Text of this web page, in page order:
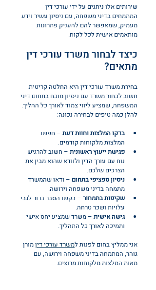
שירותים אלו ניתנים על ידי עורכי דין
המתמחים בדיני משפחה, עם ניסיון עשיר וידע
מעמיק, שמאפשר להם להעניק פתרונות
מותאמים אישית לכל לקוח.
כיצד לבחור משרד עורכי דין
מתאים?
בחירת משרד עורכי דין היא החלטה קריטית.
חשוב לבחור משרד עם ניסיון מוכח בתחום דיני
המשפחה, שמציע ליווי צמוד לאורך כל ההליך.
להלן כמה טיפים לבחירה נכונה:
בדקו המלצות וחוות דעת – חפשו
המלצות מלקוחות קודמים.
פגישת ייעוץ ראשונית – חשוב להרגיש
נוח עם עורך הדין ולוודא שהוא מבין את
הצרכים שלכם.
ניסיון ספציפי בתחום – ודאו שהמשרד
מתמחה בדיני משפחה וירושה.
שקיפות בתמחור – בקשו הסבר ברור לגבי
עלויות ושכר טרחה.
גישה אישית – משרד שמציע יחס אישי
ותמיכה לאורך כל התהליך.
אני ממליץ בחום לפנות למשרד עורכי דין מורן
גוהר, המתמחה בדיני משפחה וירושה, עם
מאות המלצות מלקוחות מרוצים.